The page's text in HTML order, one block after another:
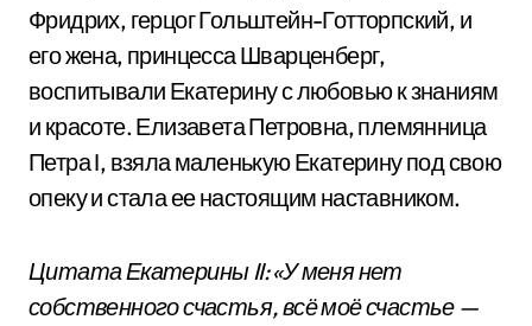
Фридрих, герцог Гольштейн-Готторпский, и
его жена, принцесса Шварценберг,
воспитывали Екатерину с любовью к знаниям
и красоте. Елизавета Петровна, племянница
Петра I, взяла маленькую Екатерину под свою
опеку и стала ее настоящим наставником.
Цитата Екатерины II: «У меня нет
собственного счастья, всё моё счастье —